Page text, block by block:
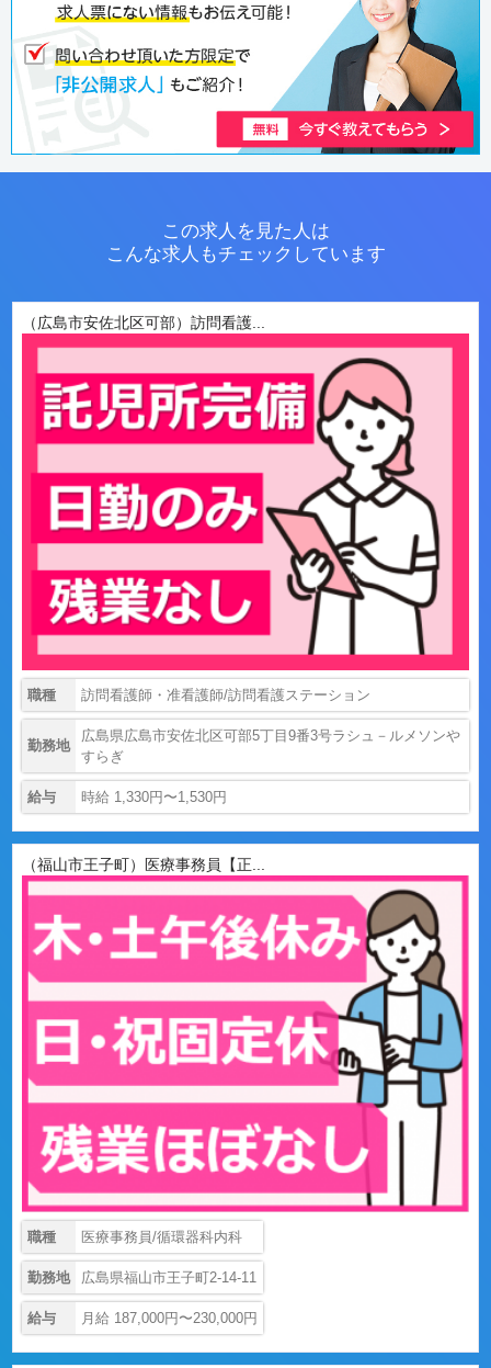
この求人を見た人は
こんな求人もチェックしています
（広島市安佐北区可部）訪問看護...
職種 訪問看護師・准看護師/訪問看護ステーション
勤務地
広島県広島市安佐北区可部5丁目9番3号ラシュ－ルメソンや
すらぎ
給与 時給 1,330円〜1,530円
（福山市王子町）医療事務員【正...
職種 医療事務員/循環器科内科
勤務地 広島県福山市王子町2-14-11
給与 月給 187,000円〜230,000円